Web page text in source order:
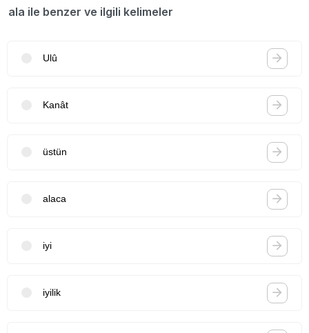
ala ile benzer ve ilgili kelimeler
Ulû
Kanât
üstün
alaca
iyi
iyilik